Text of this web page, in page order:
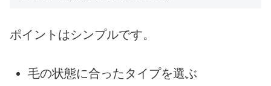
ポイントはシンプルです。
毛の状態に合ったタイプを選ぶ